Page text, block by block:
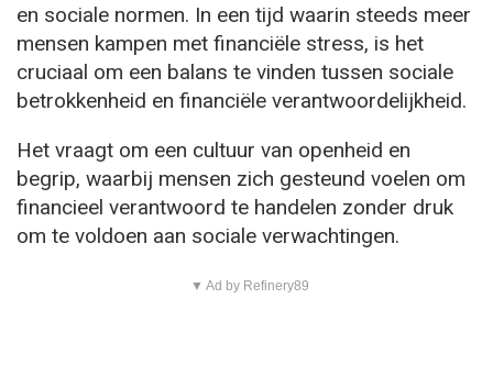
en sociale normen. In een tijd waarin steeds meer
mensen kampen met financiële stress, is het
cruciaal om een balans te vinden tussen sociale
betrokkenheid en financiële verantwoordelijkheid.
Het vraagt om een cultuur van openheid en
begrip, waarbij mensen zich gesteund voelen om
financieel verantwoord te handelen zonder druk
om te voldoen aan sociale verwachtingen.
▼ Ad by Refinery89